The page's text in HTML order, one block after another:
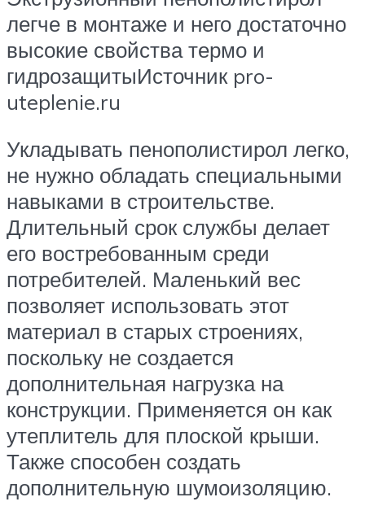
легче в монтаже и него достаточно
высокие свойства термо и
гидрозащитыИсточник pro-
uteplenie.ru
Укладывать пенополистирол легко,
не нужно обладать специальными
навыками в строительстве.
Длительный срок службы делает
его востребованным среди
потребителей. Маленький вес
позволяет использовать этот
материал в старых строениях,
поскольку не создается
дополнительная нагрузка на
конструкции. Применяется он как
утеплитель для плоской крыши.
Также способен создать
дополнительную шумоизоляцию.